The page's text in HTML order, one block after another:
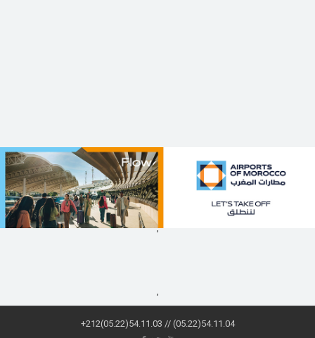
,
,
+212(05.22)54.11.03 // (05.22)54.11.04